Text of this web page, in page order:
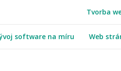
Tvorba
software na míru Web